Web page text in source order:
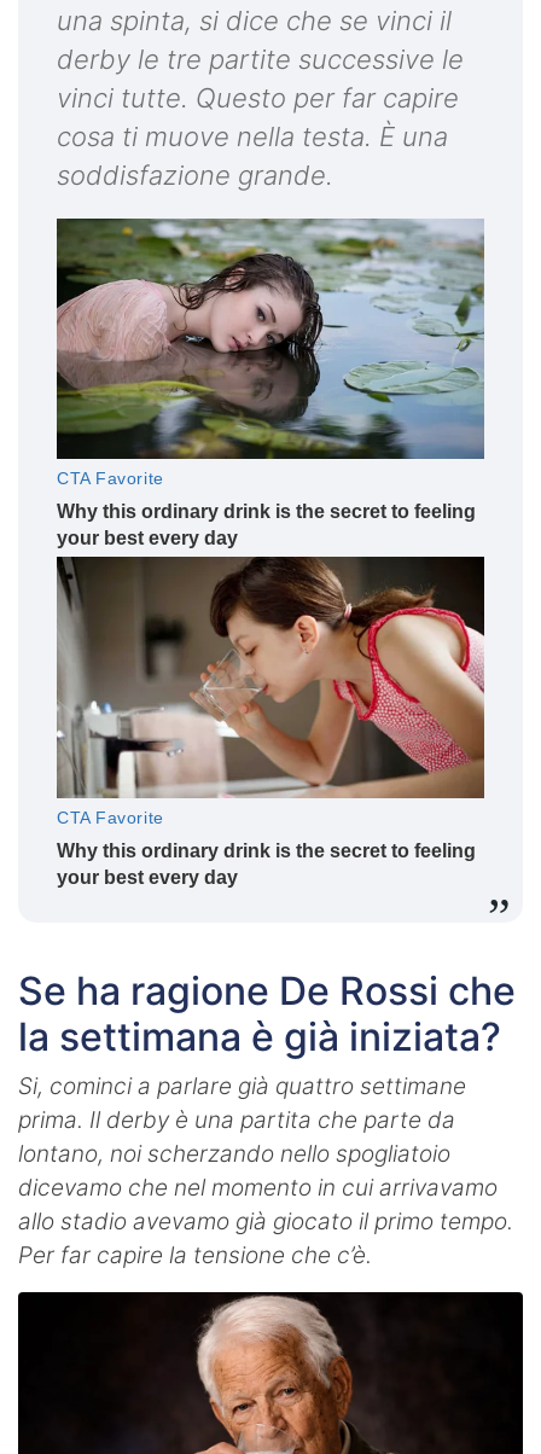
una spinta, si dice che se vinci il
derby le tre partite successive le
vinci tutte. Questo per far capire
cosa ti muove nella testa. È una
soddisfazione grande.
Se ha ragione De Rossi che
la settimana è già iniziata?
Si, cominci a parlare già quattro settimane
prima. Il derby è una partita che parte da
lontano, noi scherzando nello spogliatoio
dicevamo che nel momento in cui arrivavamo
allo stadio avevamo già giocato il primo tempo.
Per far capire la tensione che c’è.